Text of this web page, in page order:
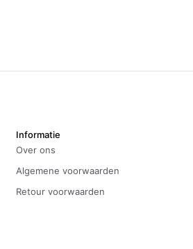
Informatie
Over ons
Algemene voorwaarden
Retour voorwaarden